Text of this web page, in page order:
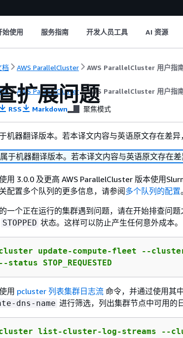
始使用 服务指南 开发人员工具 AI 资源
档 AWS ParallelCluster AWS ParallelCluster 用户指
档 AWS ParallelCluster AWS ParallelCluster 用户指
扩展问题
RSS Markdown 聚焦模式
机器翻译版本。若本译文内容与英语原文存在差异
于机器翻译版本。若本译文内容与英语原文存在差
用 3.0.0 及更高 AWS ParallelCluster 版本使用
配置多个队列的更多信息，请参阅多个队列的配置。
一个正在运行的集群遇到问题，请在开始排查问
STOPPED 状态。这样可以防止产生任何意外成本。
update-compute-fleet --
status STOP_REQUESTED
用 pcluster 列表集群日志流 命令，并通过使用其
dns-name 进行筛选，列出集群节点中可用的
list-cluster-log-streams --